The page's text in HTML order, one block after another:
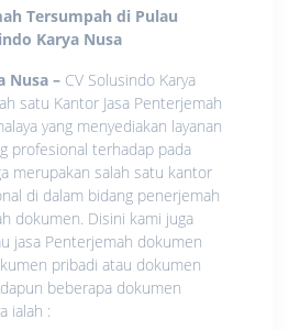
Tersumpah di Pulau
Karya Nusa
Nusa – CV Solusindo Karya
satu Kantor Jasa Penterjemah
yang menyediakan layanan
profesional terhadap pada
merupakan salah satu kantor
di dalam bidang penerjemah
dokumen. Disini kami juga
jasa Penterjemah dokumen
pribadi atau dokumen
beberapa dokumen
ialah :